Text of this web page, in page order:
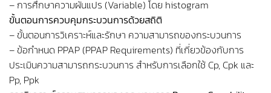
– การศึกษาความผันแปร (Variable) โดย histogram
ขั้นตอนการควบคุมกระบวนการด้วยสถิติ
– ขั้นตอนการวิเคราะห์และรักษา ความสามารถของกระบวนการ
– ข้อกำหนด PPAP (PPAP Requirements) ที่เกี่ยวข้องกับการ
ประเมินความสามารถกระบวนการ สำหรับการเลือกใช้ Cp, Cpk และ
Pp, Ppk